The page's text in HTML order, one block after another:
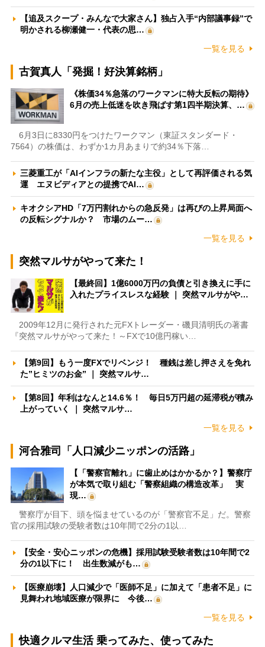
【追及スクープ・みんなで大家さん】独占入手“内部議事録”で
明かされる柳瀬健一・代表の思…
一覧を見る
古賀真人「発掘！好決算銘柄」
《株価34％急落のワークマンに特大反転の期待》
6月の売上低迷を吹き飛ばす第1四半期決算、…
6月3日に8330円をつけたワークマン（東証スタンダード・
7564）の株価は、わずか1カ月あまりで約34％下落…
三菱重工が「AIインフラの新たな主役」として再評価される気
運 エヌビディアとの提携でAI…
キオクシアHD「7万円割れからの急反発」は再びの上昇局面へ
の反転シグナルか？ 市場のムー…
一覧を見る
突然マルサがやって来た！
【最終回】1億6000万円の負債と引き換えに手に
入れたプライスレスな経験 ｜ 突然マルサがや…
2009年12月に発行された元FXトレーダー・磯貝清明氏の著書
『突然マルサがやって来た！～FXで10億円稼い…
【第9回】もう一度FXでリベンジ！ 種銭は差し押さえを免れ
た”ヒミツのお金” ｜ 突然マルサ…
【第8回】年利はなんと14.6％！ 毎日5万円超の延滞税が積み
上がっていく ｜ 突然マルサ…
一覧を見る
河合雅司「人口減少ニッポンの活路」
【「警察官離れ」に歯止めはかかるか？】警察庁
が本気で取り組む「警察組織の構造改革」 実
現…
警察庁が目下、頭を悩ませているのが「警察官不足」だ。警察
官の採用試験の受験者数は10年間で2分の1以…
【安全・安心ニッポンの危機】採用試験受験者数は10年間で2
分の1以下に！ 出生数減がも…
【医療崩壊】人口減少で「医師不足」に加えて「患者不足」に
見舞われ地域医療が限界に 今後…
一覧を見る
快適クルマ生活 乗ってみた、使ってみた